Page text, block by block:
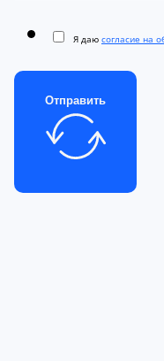
Я даю согласие на
Отправить